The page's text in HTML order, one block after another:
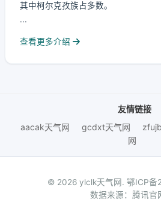
其中柯尔克孜族占多数。
...
查看更多介绍
友情链接
aacak天气网
gcdxt天气网
网
© 2026 ylclk天气网. 鄂ICP备
数据来源：腾讯官